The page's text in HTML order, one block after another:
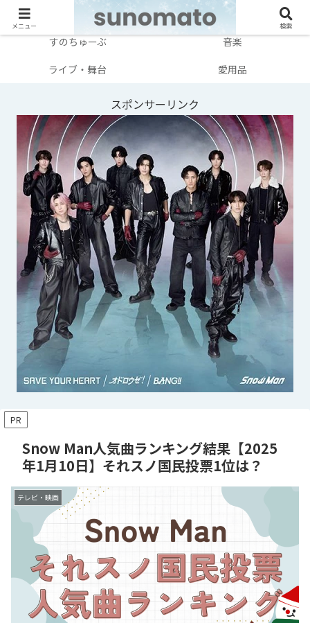
メンバー別
テレビ・映画
すのちゅーぶ
音楽
ライブ・舞台
愛用品
スポンサーリンク
PR
Snow Man人気曲ランキング結果【2025
年1月10日】それスノ国民投票1位は？
テレビ・映画
メニュー 検索